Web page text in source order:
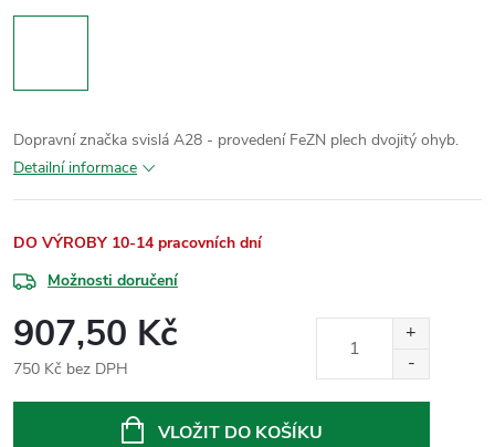
Dopravní značka svislá A28 - provedení FeZN plech dvojitý ohyb.
Detailní informace
DO VÝROBY 10-14 pracovních dní
Možnosti doručení
907,50 Kč
750 Kč bez DPH
VLOŽIT DO KOŠÍKU